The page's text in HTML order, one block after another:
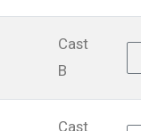
Cast
B